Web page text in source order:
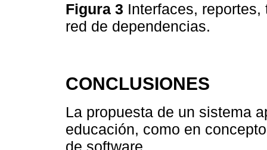
Figura 3 Interfaces,
red de dependencias.
CONCLUSIONES
La propuesta de un sistema
educación, como en
de software.